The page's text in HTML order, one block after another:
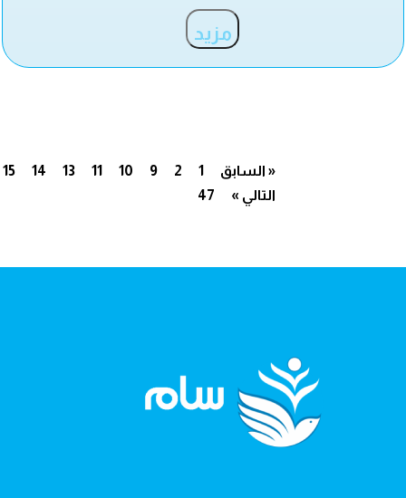
مزيد
« السابق 1
2
9
10
11
13
14
15
47
التالي »